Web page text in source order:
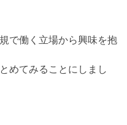
で働く立場から興味を抱
めてみることにしまし